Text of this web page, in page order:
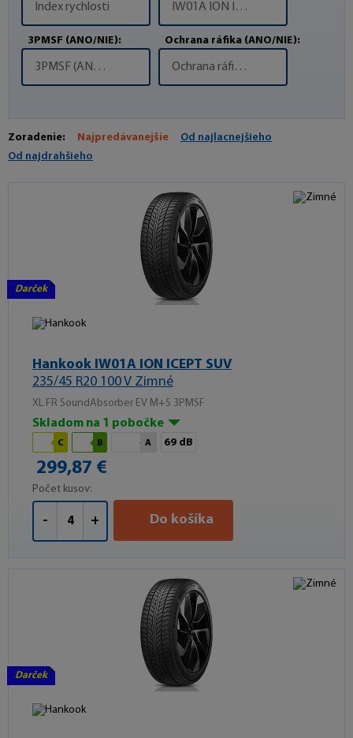
Index rychlosti IW01A ION ICEPT SUV
3PMSF (ANO/NIE):
3PMSF (ANO/NIE)
Ochrana ráfika (ANO/NIE):
Ochrana ráfika (ANO/NIE)
Zoradenie: Najpredávanejšie
Od najlacnejšieho
Od najdrahšieho
Darček
Hankook IW01A ION ICEPT SUV
235/45 R20 100 V Zimné
XL FR SoundAbsorber EV M+S 3PMSF
Skladom na 1 pobočke
C B A 69 dB
299,87 €
Počet kusov:
- + Do košíka
Darček